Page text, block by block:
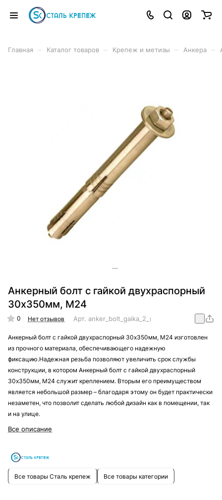
Главная Каталог товаров Крепеж и метизы Анкера
Анкерный болт с гайкой двухраспорный
30х350мм, М24
0 Нет отзывов Арт. anker_bolt_gaika_2_raporny_30x350_M24
Анкерный болт с гайкой двухраспорный 30х350мм, М24 изготовлен
из прочного материала, обеспечивающего надежную
фиксацию.Надежная резьба позволяют увеличить срок службы
конструкции, в котором Анкерный болт с гайкой двухраспорный
30х350мм, М24 служит креплением. Вторым его преимуществом
является небольшой размер – благодаря этому он будет практически
незаметен, что позволит сделать любой дизайн как в помещении, так
и на улице.
Все описание
Все товары Сталь крепеж Все товары категории